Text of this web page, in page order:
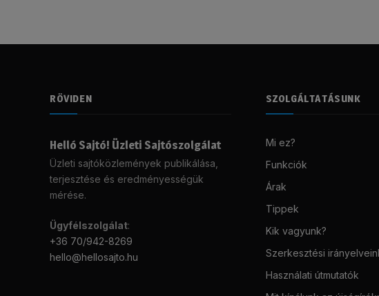
RÖVIDEN
Helló Sajtó! Üzleti Sajtószolgálat
Üzleti sajtóközlemények publikálása,
terjesztése és eredményességük
mérése.
Ügyfélszolgálat:
+36 70/942-8269
hello@hellosajto.hu
SZOLGÁLTATÁSUNK
Mi ez?
Funkciók
Árak
Tippek
Kik vagyunk?
Szerkesztési
Használati útmutatók